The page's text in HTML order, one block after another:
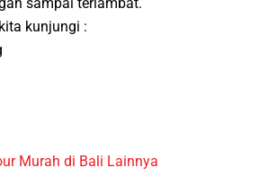
kunjungi :
Murah di Bali Lainnya